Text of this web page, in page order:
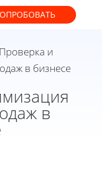
и
в бизнесе
в